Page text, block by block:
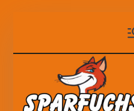
springen